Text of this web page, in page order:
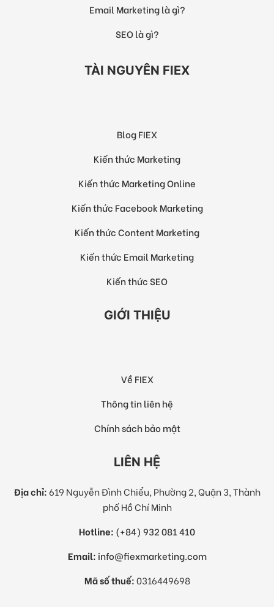
Email Marketing là gì?
SEO là gì?
TÀI NGUYÊN FIEX
Blog FIEX
Kiến thức Marketing
Kiến thức Marketing Online
Kiến thức Facebook Marketing
Kiến thức Content Marketing
Kiến thức Email Marketing
Kiến thức SEO
GIỚI THIỆU
Về FIEX
Thông tin liên hệ
Chính sách bảo mật
LIÊN HỆ
Địa chỉ: 619 Nguyễn Đình Chiểu, Phường 2, Quận 3, Thành
phố Hồ Chí Minh
Hotline: (+84) 932 081 410
Email: info@fiexmarketing.com
Mã số thuế:0316449698